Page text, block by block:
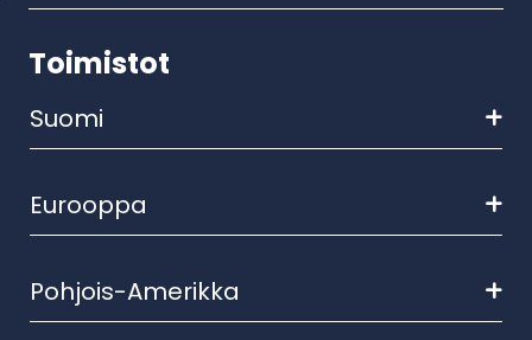
Toimistot
Suomi
Eurooppa
Pohjois-Amerikka